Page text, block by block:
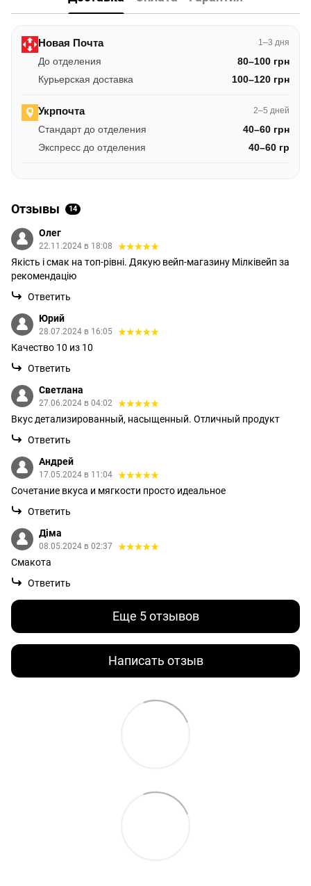
Новая Почта 1–3 дня
До отделения
80–100 грн
Курьерская доставка
100–120 грн
Укрпочта 2–5 дней
Стандарт до отделения
40–60 грн
Экспресс до отделения
40–60 гр
Отзывы 14
Олег
22.11.2024 в 18:08
Якість і смак на топ-рівні. Дякую вейп-магазину Мілківейп за
рекомендацію
Ответить
Юрий
28.07.2024 в 16:05
Качество 10 из 10
Ответить
Светлана
27.06.2024 в 04:02
Вкус детализированный, насыщенный. Отличный продукт
Ответить
Андрей
17.05.2024 в 11:04
Сочетание вкуса и мягкости просто идеальное
Ответить
Діма
08.05.2024 в 02:37
Смакота
Ответить
Еще 5 отзывов
Написать отзыв